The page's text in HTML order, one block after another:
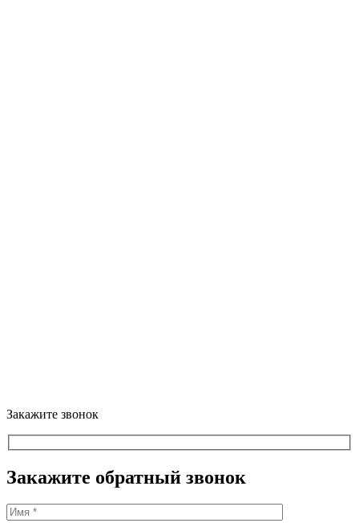
Закажите звонок
Закажите обратный звонок